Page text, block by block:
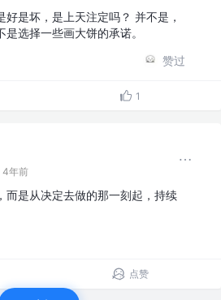
是坏，是上天注定吗？ 并不是，
选择一些画大饼的承诺。
赞过
1
4年前
而是从决定去做的那一刻起，持续
点赞